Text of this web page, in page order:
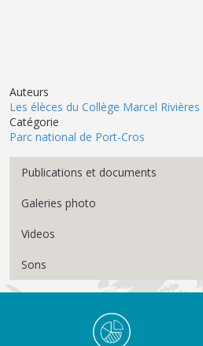
Auteurs
Les élèces du Collège Marcel Rivières
Catégorie
Parc national de Port-Cros
Menu Médiathèque
Publications et documents
Galeries photo
Videos
Sons
Médiathèque Footer